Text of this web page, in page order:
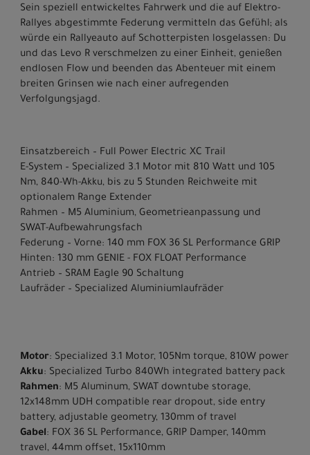
Sein speziell entwickeltes Fahrwerk und die auf Elektro-
Rallyes abgestimmte Federung vermitteln das Gefühl; als
würde ein Rallyeauto auf Schotterpisten losgelassen: Du
und das Levo R verschmelzen zu einer Einheit, genießen
endlosen Flow und beenden das Abenteuer mit einem
breiten Grinsen wie nach einer aufregenden
Verfolgungsjagd.
Einsatzbereich – Full Power Electric XC Trail
E-System – Specialized 3.1 Motor mit 810 Watt und 105
Nm, 840-Wh-Akku, bis zu 5 Stunden Reichweite mit
optionalem Range Extender
Rahmen – M5 Aluminium, Geometrieanpassung und
SWAT-Aufbewahrungsfach
Federung – Vorne: 140 mm FOX 36 SL Performance GRIP
Hinten: 130 mm GENIE - FOX FLOAT Performance
Antrieb – SRAM Eagle 90 Schaltung
Laufräder – Specialized Aluminiumlaufräder
Motor: Specialized 3.1 Motor, 105Nm torque, 810W power
Akku: Specialized Turbo 840Wh integrated battery pack
Rahmen: M5 Aluminum, SWAT downtube storage,
12x148mm UDH compatible rear dropout, side entry
battery, adjustable geometry, 130mm of travel
Gabel: FOX 36 SL Performance, GRIP Damper, 140mm
travel, 44mm offset, 15x110mm